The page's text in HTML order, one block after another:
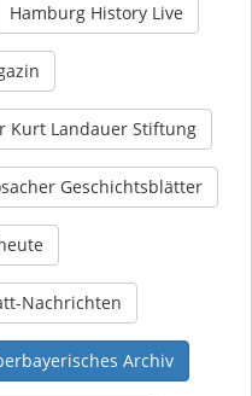
Hamburg History Live
Kurt Landauer Stiftung
Geschichtsblätter
Nachrichten
Archiv